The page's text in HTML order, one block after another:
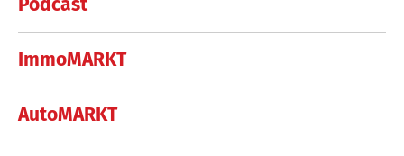
ImmoMARKT
AutoMARKT